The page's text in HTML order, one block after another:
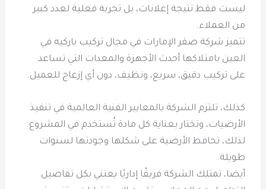
ليست فقط نتيجة إعلانات، بل تجربة فعلية لعدد كبير
من العملاء.
تتميز شركة صقر الإمارات في مجال تركيب باركيه في
العين بامتلاكها أحدث الأجهزة والمعدات التي تساعد
على تركيب دقيق، سريع، ونظيف، دون أي إزعاج للعميل.
كذلك، تلتزم الشركة بالمعايير الفنية العالمية في تنفيذ
الأرضيات، وتختار بعناية كل مادة تُستخدم في المشروع.
لذلك، تحافظ الأرضية على شكلها وجودتها لسنوات
طويلة.
أيضا، تمتلك الشركة فريقًا إداريًا يعتني بكل تفاصيل